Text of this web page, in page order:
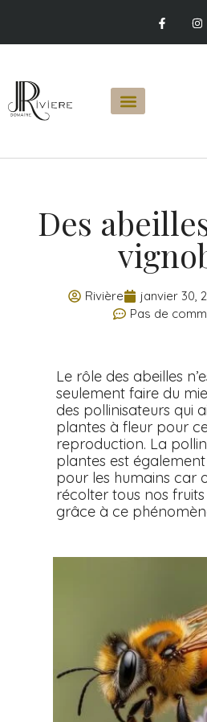
Des
Rivière janvier 30,
Pas de
Le rôle des abeilles
seulement faire du
des pollinisateurs qui
plantes à fleur pour
reproduction. La
plantes est
pour les humains car
récolter tous nos
grâce à ce